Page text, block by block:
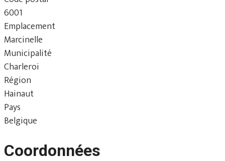
6001
Emplacement
Marcinelle
Municipalité
Charleroi
Région
Hainaut
Pays
Belgique
Coordonnées